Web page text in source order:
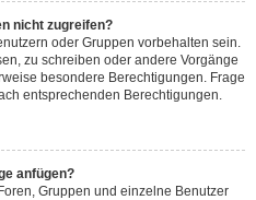
nicht zugreifen?
oder Gruppen vorbehalten sein.
zu schreiben oder andere Vorgänge
besondere Berechtigungen. Frage
entsprechenden Berechtigungen.
anfügen?
Gruppen und einzelne Benutzer